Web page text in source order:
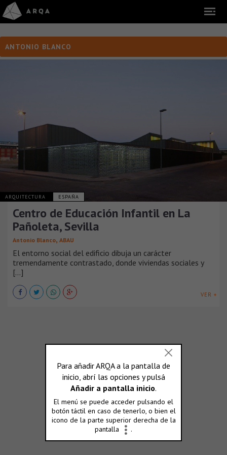
ANTONIO BLANCO
ARQUITECTURA ESPAÑA
Centro de Educación Infantil en La
Pañoleta, Sevilla
Antonio Blanco, ABAU
El entorno social del edificio dibuja un carácter
tremendamente contrastado, donde viviendas sociales y
[...]
VER +